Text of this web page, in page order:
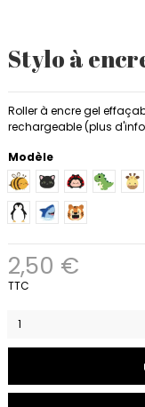
Stylo à
Roller à encre gel
rechargeable (plus
Modèle
AbeilleChatCoccinelle
PingouinRequinTigre
2,50 €
TTC